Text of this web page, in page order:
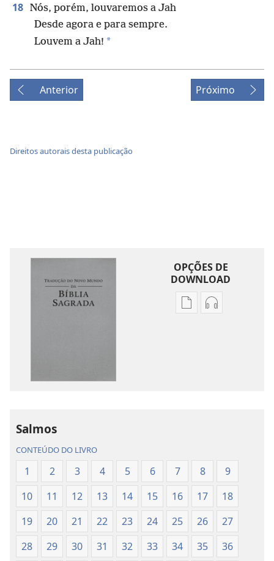
18 Nós, porém, louvaremos a Jah
Desde agora e para sempre.
Louvem a Jah! *
Anterior Próximo
Direitos autorais desta publicação
OPÇÕES DE
DOWNLOAD
Opções
Sagrada
(revisão
2015)
Opções
Sagrada
(revisão
2015)
Salmos
CONTEÚDO DO LIVRO
1 2 3 4 5 6 7 8
9
10
11 12 13 14 15 16 17
18
19
20 21 22 23 24 25 26
27
28
29 30 31 32 33 34 35
36